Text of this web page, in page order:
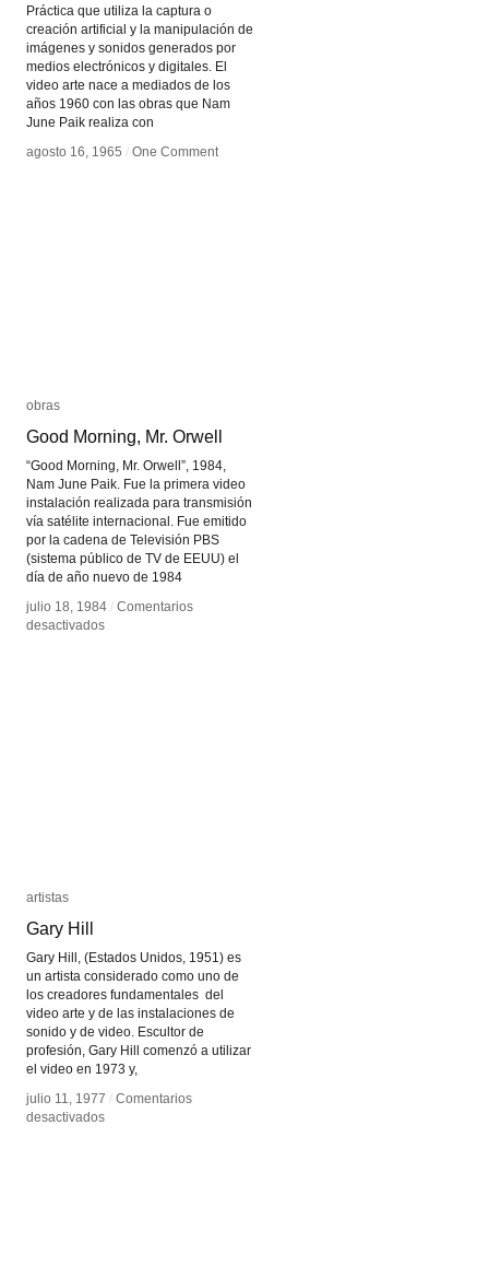
Práctica que utiliza la captura o
creación artificial y la manipulación de
imágenes y sonidos generados por
medios electrónicos y digitales. El
video arte nace a mediados de los
años 1960 con las obras que Nam
June Paik realiza con
agosto 16, 1965 / One Comment
agosto 16, 1965 / One Comment
obras
Good Morning, Mr. Orwell
“Good Morning, Mr. Orwell”, 1984,
Nam June Paik. Fue la primera video
instalación realizada para transmisión
vía satélite internacional. Fue emitido
por la cadena de Televisión PBS
(sistema público de TV de EEUU) el
día de año nuevo de 1984
julio 18, 1984 / Comentarios
desactivadosen
obras
Good Morning, Mr. Orwell
julio 18, 1984 / Comentarios
desactivadosen
artistas
Gary Hill
Gary Hill, (Estados Unidos, 1951) es
un artista considerado como uno de
los creadores fundamentales del
video arte y de las instalaciones de
sonido y de video. Escultor de
profesión, Gary Hill comenzó a utilizar
el video en 1973 y,
julio 11, 1977 / Comentarios
desactivadosen
artistas
Gary Hill
julio 11, 1977 / Comentarios
desactivadosen